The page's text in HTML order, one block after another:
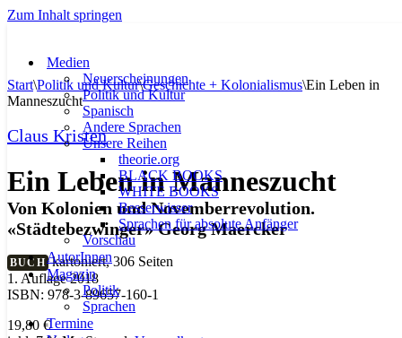
Zum Inhalt springen
Medien
Neuerscheinungen
Politik und Kultur
Spanisch
Andere Sprachen
Unsere Reihen
theorie.org
BLACK BOOKS
WHITE BOOKS
Besserwisser
Sprachen für absolute Anfänger
Vorschau
AutorInnen
Magazin
Politik
Sprachen
Termine
Start\Politik und Kultur\Geschichte + Kolonialismus\Ein Leben in
Manneszucht
Claus Kristen
Ein Leben in Manneszucht
Von Kolonien und Novemberrevolution.
«Städtebezwinger» Georg Maercker
BUCH kartoniert, 306 Seiten
1. Auflage 2018
ISBN: 978-3-89657-160-1
19,80 €